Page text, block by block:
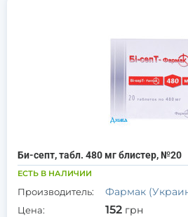
Би-септ, табл. 480 мг блистер, №20
ЕСТЬ В НАЛИЧИИ
Производитель: Фармак
Цена: 152 грн